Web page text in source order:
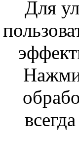
Для